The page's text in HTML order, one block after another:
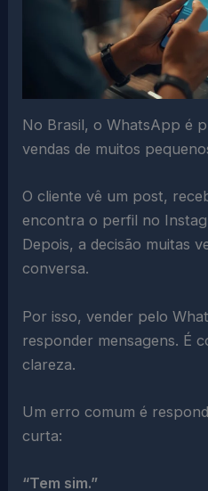
No Brasil, o WhatsApp é
vendas de muitos
O cliente vê um post,
encontra o perfil no
Depois, a decisão muitas
conversa.
Por isso, vender pelo
responder mensagens. É
clareza.
Um erro comum é
curta:
“Tem sim.”